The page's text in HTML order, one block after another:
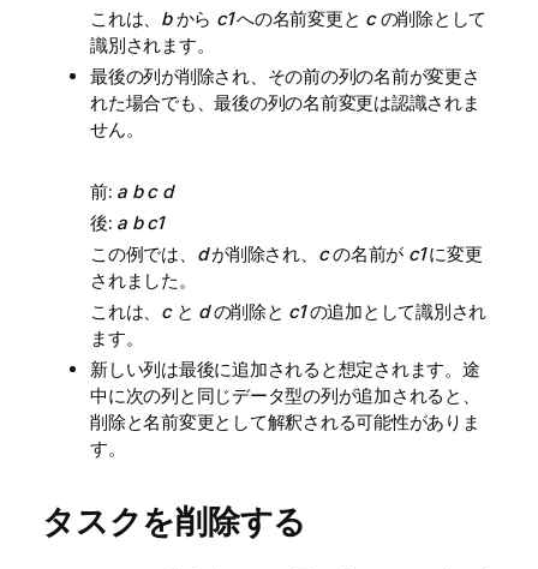
これは、 bから c1への名前変更と cの削除として
識別されます。
最後の列が削除され、その前の列の名前が変更さ
れた場合でも、最後の列の名前変更は認識されま
せん。
前: a b c d
後: a b c1
この例では、 dが削除され、 cの名前が c1に変更
されました。
これは、 cと dの削除と c1の追加として識別され
ます。
新しい列は最後に追加されると想定されます。途
中に次の列と同じデータ型の列が追加されると、
削除と名前変更として解釈される可能性がありま
す。
タスクを削除する